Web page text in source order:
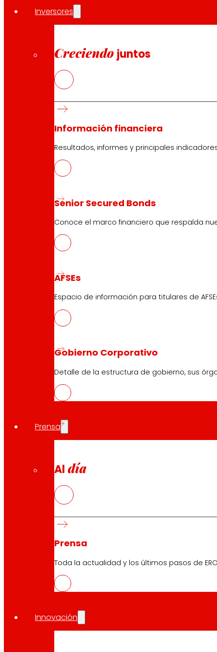
Inversores
Creciendo juntos
Información financiera
Resultados, informes y principales
Senior Secured Bonds
Conoce el marco financiero que respalda
AFSEs
Espacio de información para titulares de
Gobierno Corporativo
Detalle de la estructura de gobierno, sus
Prensa
Al día
Prensa
Toda la actualidad y los últimos pasos de
Innovación
EROSKI en Euskadi
La red comercial de EROSKI en el País Vasco suma
Socios Consumidores.